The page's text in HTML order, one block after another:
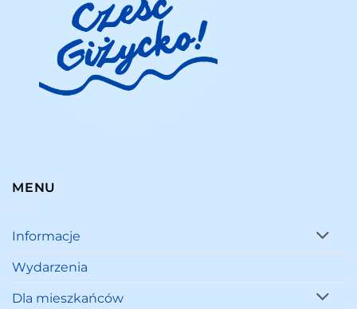
MENU
Informacje
Wydarzenia
Dla mieszkańców